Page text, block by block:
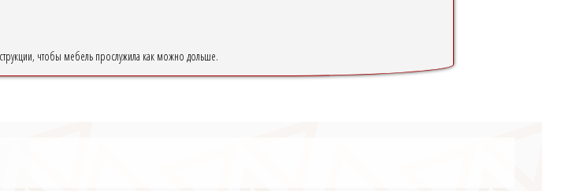
чтобы мебель прослужила как можно дольше.